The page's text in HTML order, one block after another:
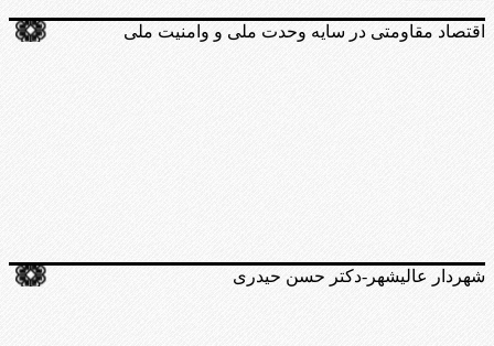
اقتصاد مقاومتی در سایه وحدت ملی و وامنیت ملی
شهردار عالیشهر-دکتر حسن حیدری